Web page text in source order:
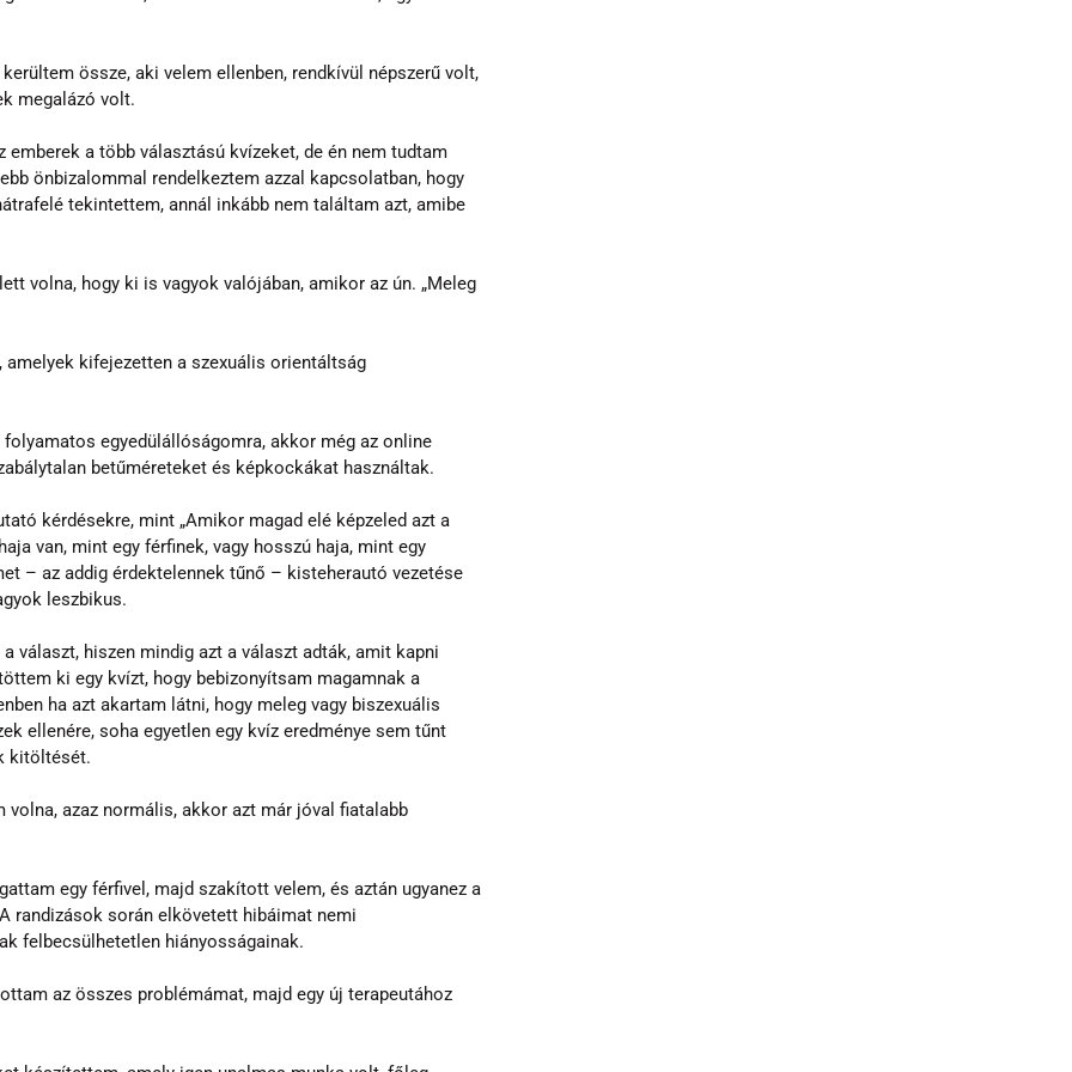
össze, aki velem ellenben, rendkívül népszerű volt,
megalázó volt.
emberek a több választású kvízeket, de én nem tudtam
önbizalommal rendelkeztem azzal kapcsolatban, hogy
tekintettem, annál inkább nem találtam azt, amibe
volna, hogy ki is vagyok valójában, amikor az ún. „Meleg
kifejezetten a szexuális orientáltság
egyedülállóságomra, akkor még az online
betűméreteket és képkockákat használtak.
kérdésekre, mint „Amikor magad elé képzeled azt a
van, mint egy férfinek, vagy hosszú haja, mint egy
– az addig érdektelennek tűnő – kisteherautó vezetése
leszbikus.
választ, hiszen mindig azt a választ adták, amit kapni
ki egy kvízt, hogy bebizonyítsam magamnak a
ha azt akartam látni, hogy meleg vagy biszexuális
ellenére, soha egyetlen egy kvíz eredménye sem tűnt
kitöltését.
azaz normális, akkor azt már jóval fiatalabb
egy férfivel, majd szakított velem, és aztán ugyanez a
randizások során elkövetett hibáimat nemi
felbecsülhetetlen hiányosságainak.
az összes problémámat, majd egy új terapeutához